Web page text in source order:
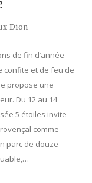
Dion
de fin d’année
confite et de feu de
propose une
Du 12 au 14
5 étoiles invite
comme
parc de douze